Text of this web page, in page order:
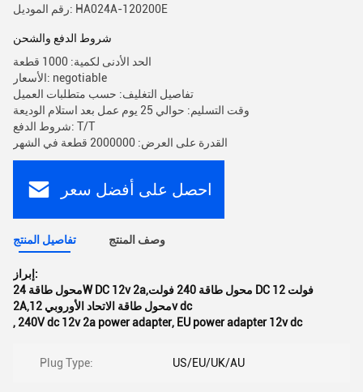
رقم الموديل: HA024A-120200E
شروط الدفع والشحن
الحد الأدنى لكمية: 1000 قطعة
الأسعار: negotiable
تفاصيل التغليف: حسب متطلبات العميل
وقت التسليم: حوالي 25 يوم عمل بعد استلام الوديعة
شروط الدفع: T/T
القدرة على العرض: 2000000 قطعة في الشهر
احصل على أفضل سعر
تفاصيل المنتج وصف المنتج
إبراز:
محول طاقة 24W DC 12v 2a,محول طاقة 240 فولت DC 12 فولت
2A,محول طاقة الاتحاد الأوروبي 12v dc
, 240V dc 12v 2a power adapter, EU power adapter 12v dc
Plug Type: US/EU/UK/AU